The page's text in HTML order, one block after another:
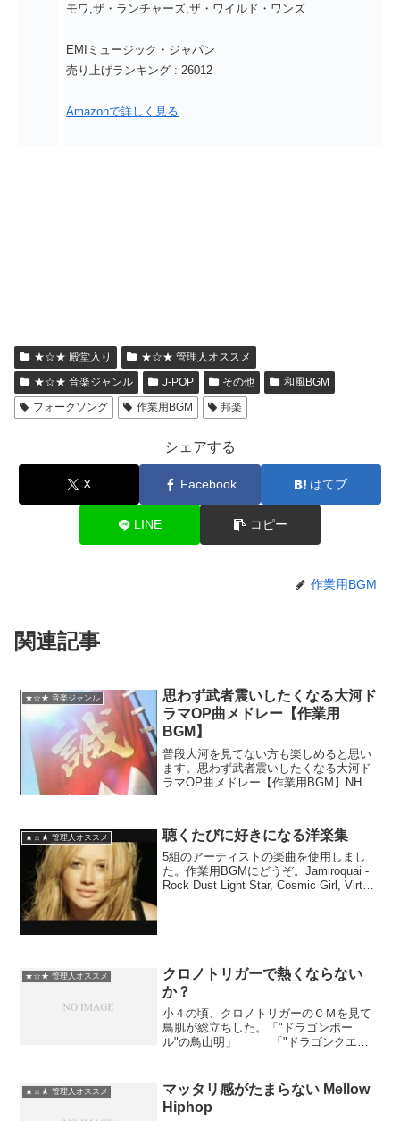
モワ,ザ・ランチャーズ,ザ・ワイルド・ワンズ
EMIミュージック・ジャパン
売り上げランキング : 26012
Amazonで詳しく見る
★☆★ 殿堂入り
★☆★ 管理人オススメ
★☆★ 音楽ジャンル
J-POP その他
和風BGM
フォークソング
作業用BGM 邦楽
シェアする
X Facebook はてブ
LINE コピー
作業用BGM
関連記事
★☆★ 音楽ジャンル
思わず武者震いしたくなる大河ド
ラマOP曲メドレー【作業用
BGM】
普段大河を見てない方も楽しめると思い
ます。思わず武者震いしたくなる大河ド
ラマOP曲メドレー【作業用BGM】NHK
ング : 65488Amazonで詳しく見るNH...
★☆★ 管理人オススメ 聴くたびに好きになる洋楽集
5組のアーティストの楽曲を使用しまし
た。作業用BGMにどうぞ。Jamiroquai -
Rock Dust Light Star, Cosmic Girl, Virtual
★☆★ 管理人オススメ
クロノトリガーで熱くならない
か？
小４の頃、クロノトリガーのＣＭを見て
鳥肌が総立ちした。「"ドラゴンボー
ル"の鳥山明」 「"ドラゴンクエス
は当時の俺らを熱狂させた。あの頃の、
スーファミのスイッチ...
★☆★ 管理人オススメ
マッタリ感がたまらない Mellow
Hiphop